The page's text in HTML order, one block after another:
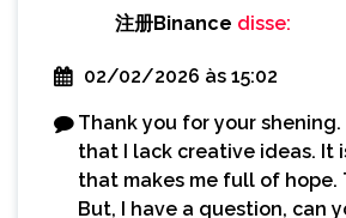
注册Binance disse:
02/02/2026 às 15:02
Thank you for your shening.
that I lack creative ideas. It
that makes me full of hope.
But, I have a question, can